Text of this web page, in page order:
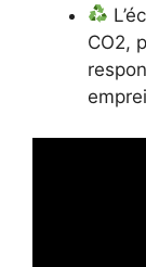
CO2,